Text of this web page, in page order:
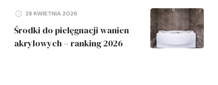
28 KWIETNIA 2026
Środki do pielęgnacji wanien
akrylowych – ranking 2026